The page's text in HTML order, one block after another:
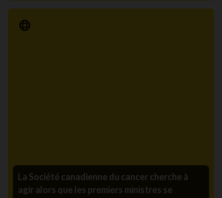
Communiqué de presse
La Société canadienne du cancer cherche à
agir alors que les premiers ministres se